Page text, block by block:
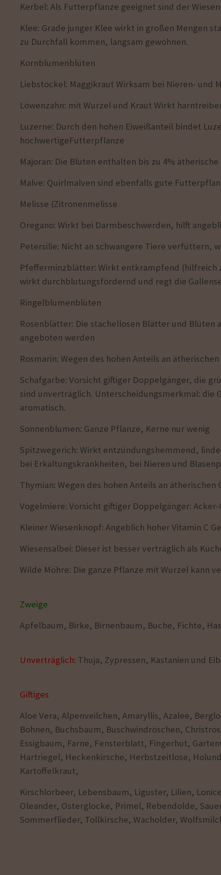
Kerbel: Als Futterpflanze geeignet sind der
Klee: Grade junger Klee wirkt in großen Mengen
zu Durchfall kommen, langsam gewöhnen.
Kornblumenblüten
Liebstöckel: Maggikraut Wirksam bei Nieren- und
Löwenzahn: mit Wurzel und Kraut Wirkt
Luzerne: Durch den hohen Eiweißanteil bindet
hochwertigeFutterpflanze
Majoran: Die Blüten enthalten bis zu 4% ätherische
Malve: Quirlmalven sind ebenfalls gute
Melisse (Zitronenmelisse
Oregano: Wirkt bei Darmbeschwerden, hilft
Petersilie: Nicht an schwangere Tiere verfüttern,
Pfefferminzblätter: Wirkt entkrampfend (hilfreich
wirkt durchblutungsfördernd und regt die
Ringelblumenblüten
Rosenblätter: Die stachellosen Blätter und Blüten
angeboten werden
Rosmarin: Wegen des hohen Anteils an
Schafgarbe: Vorsicht giftiger Doppelgänger, die
sind unverträglich. Unterscheidungsmerkmal: die
aromatisch.
Sonnenblumen: Ganze Pflanze, Kerne nur wenig
Spitzwegerich: Wirkt entzündungshemmend,
bei Erkältungskrankheiten, bei Nieren und
Thymian: Wegen des hohen Anteils an
Vogelmiere: Vorsicht giftiger Doppelgänger:
Kleiner Wiesenknopf: Angeblich hoher Vitamin C
Wiesensalbei: Dieser ist besser verträglich als
Wilde Möhre: Die ganze Pflanze mit Wurzel kann
Zweige
Apfelbaum, Birke, Birnenbaum, Buche, Fichte,
Unverträglich: Thuja, Zypressen, Kastanien und
Giftiges
Aloe Vera, Alpenveilchen, Amaryllis, Azalee,
Bohnen, Buchsbaum, Buschwindröschen,
Essigbaum, Farne, Fensterblatt, Fingerhut,
Hartriegel, Heckenkirsche, Herbstzeitlose,
Kartoffelkraut,
Kirschlorbeer, Lebensbaum, Liguster, Lilien,
Oleander, Osterglocke, Primel, Rebendolde,
Sommerflieder, Tollkirsche, Wacholder,